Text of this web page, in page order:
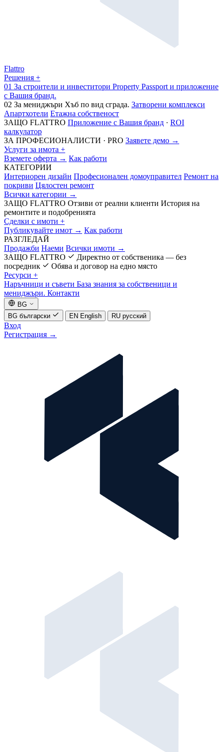
Flattro
Решения +
01 За строители и инвеститори Property Passport и приложение
с Вашия бранд.
02 За мениджъри Хъб по вид сграда. Затворени комплекси
Апартхотели Етажна собственост
ЗАЩО FLATTRO Приложение с Вашия бранд · ROI
калкулатор
ЗА ПРОФЕСИОНАЛИСТИ · PRO Заявете демо →
Услуги за имота +
Вземете оферта → Как работи
КАТЕГОРИИ
Интериорен дизайн Професионален домоуправител Ремонт на
покриви Цялостен ремонт
Всички категории →
ЗАЩО FLATTRO Отзиви от реални клиенти История на
ремонтите и подобренията
Сделки с имоти +
Публикувайте имот → Как работи
РАЗГЛЕДАЙ
Продажби Наеми Всички имоти →
ЗАЩО FLATTRO
Директно от собственика — без
посредник
Обява и договор на едно място
Ресурси +
Наръчници и съвети База знания за собственици и
мениджъри. Контакти
BG
BG български EN English RU русский
Вход
Регистрация →